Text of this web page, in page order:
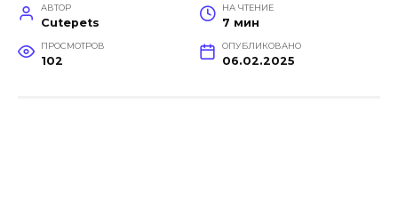
АВТОР
Cutepets
НА ЧТЕНИЕ
7 мин
ПРОСМОТРОВ
102
ОПУБЛИКОВАНО
06.02.2025